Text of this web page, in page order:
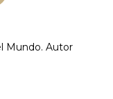
Mundo. Autor